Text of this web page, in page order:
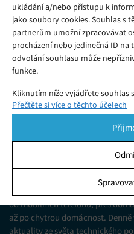
ukládání a/nebo přístupu k
jako soubory cookies. Souhlas s
partnerům umožní zpracovávat
procházení nebo jedinečná ID
odvolání souhlasu může
funkce.
Kliknutím níže vyjádřete souhlas
podrobnější rozhodnutí. Vaše
pomocí přepínačů v Zásadách
Spravovat souhlas ve spodní
Ukládání a/nebo přístup k
publiku prostřednictvím
různých zdrojů.
Přečtěte si více o těchto účelech
Společnost AMD začala
některé čipy postižené
chybou Sinkclose.
Jsme web zajímající se o
od mobilních telefonů, přes
až po chytrou domácnost.
aktuality ze světa technického